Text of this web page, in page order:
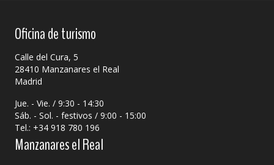
Oficina de turismo
Calle del Cura, 5
28410 Manzanares el Real
Madrid
Jue. - Vie. / 9:30 - 14:30
Sáb. - Sol. - festivos / 9:00 - 15:00
Tel.: +34 918 780 196
Manzanares el Real